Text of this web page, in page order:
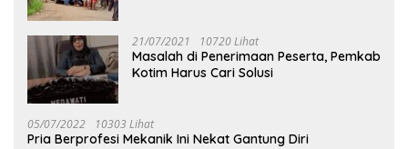
21/07/2021 10720 Lihat
Masalah di Penerimaan Peserta, Pemkab
Kotim Harus Cari Solusi
05/07/2022 10303 Lihat
Pria Berprofesi Mekanik Ini Nekat Gantung Diri